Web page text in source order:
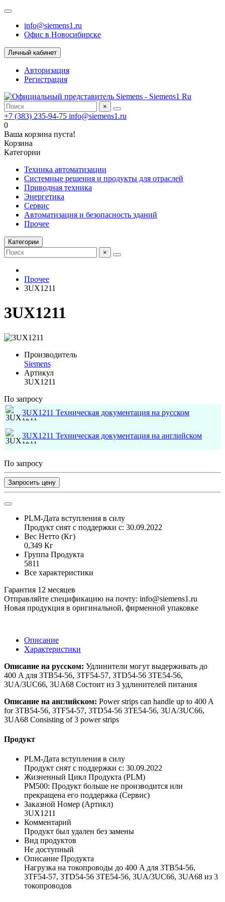
info@siemens1.ru
Офис в Новосибирске
Личный кабинет
Авторизация
Регистрация
×
+7 (383) 235-94-75 info@siemens1.ru
0
Ваша корзина пуста!
Корзина
Категории
Техника автоматизации
Системные решения и продукты для отраслей
Приводная техника
Энергетика
Сервис
Автоматизация и безопасность зданий
Прочее
Категории
×
Прочее
3UX1211
3UX1211
Производитель
Siemens
Артикул
3UX1211
По запросу
3UX1211 Техническая документация на русском
3UX1211 Техническая документация на английском
По запросу
Запросить цену
PLM-Дата вступления в силу
Продукт снят с поддержки с: 30.09.2022
Вес Нетто (Кг)
0,349 Кг
Группа Продукта
5811
Все характеристики
Гарантия 12 месяцев
Отправляйте спецификацию на почту: info@siemens1.ru
Новая продукция в оригинальной, фирменной упаковке
Описание
Характеристики
Описание на русском: Удлинители могут выдерживать до
400 A для 3TB54-56, 3TF54-57, 3TD54-56 3TE54-56,
3UA/3UC66, 3UA68 Состоит из 3 удлинителей питания
Описание на английском: Power strips can handle up to 400 A
for 3TB54-56, 3TF54-57, 3TD54-56 3TE54-56, 3UA/3UC66,
3UA68 Consisting of 3 power strips
Продукт
PLM-Дата вступления в силу
Продукт снят с поддержки с: 30.09.2022
Жизненный Цикл Продукта (PLM)
PM500: Продукт больше не производится или
прекращена его поддержка (Сервис)
Заказной Номер (Артикл)
3UX1211
Комментарий
Продукт был удален без замены
Вид продуктов
Не доступный
Описание Продукта
Нагрузка на токопроводы до 400 A для 3TB54-56,
3TF54-57, 3TD54-56 3TE54-56, 3UA/3UC66, 3UA68 из 3
токопроводов